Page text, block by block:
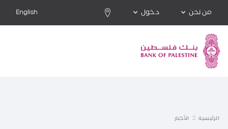
من نحن دخول English
الرئيسية الأخبار